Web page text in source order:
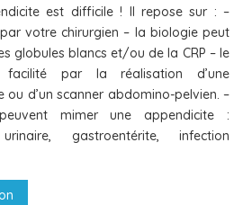
est difficile ! Il repose sur : –
votre chirurgien – la biologie peut
globules blancs et/ou de la CRP – le
par la réalisation d’une
d’un scanner abdomino-pelvien. –
mimer une appendicite :
gastroentérite, infection